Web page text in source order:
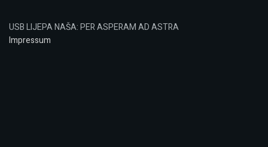
USB LIJEPA NAŠA: PER ASPERAM AD ASTRA
Impressum